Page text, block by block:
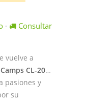
·
Consultar
vuelve a
CL-20…
pasiones y
su